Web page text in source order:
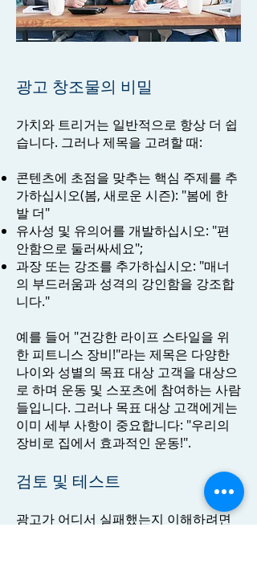
광고 창조물의 비밀
가치와 트리거는 일반적으로 항상 더 쉽
습니다. 그러나 제목을 고려할 때:
콘텐츠에 초점을 맞추는 핵심 주제를 추
가하십시오(봄, 새로운 시즌): "봄에 한
발 더"
유사성 및 유의어를 개발하십시오: "편
안함으로 둘러싸세요";
과장 또는 강조를 추가하십시오: "매너
의 부드러움과 성격의 강인함을 강조합
니다."
예를 들어 "건강한 라이프 스타일을 위
한 피트니스 장비!"라는 제목은 다양한
나이와 성별의 목표 대상 고객을 대상으
로 하며 운동 및 스포츠에 참여하는 사람
들입니다. 그러나 목표 대상 고객에게는
이미 세부 사항이 중요합니다: "우리의
장비로 집에서 효과적인 운동!".
검토 및 테스트
광고가 어디서 실패했는지 이해하려면